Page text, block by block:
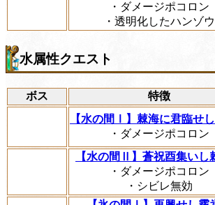
・ダメージポコロン
・透明化したハンゾウ
水属性クエスト
ボス
特徴
【水の間Ⅰ】棘海に君臨せ
・ダメージポコロン
【水の間Ⅱ】蒼祝酉集いし
・ダメージポコロン
・シビレ無効